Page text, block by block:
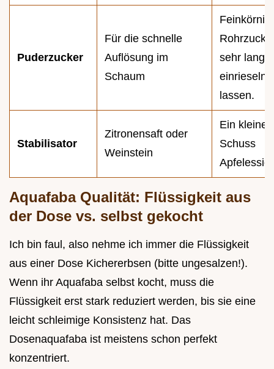
Puderzucker
Für die schnelle
Auflösung im
Schaum
sehr
einrieseln
lassen.
Stabilisator
Zitronensaft oder
Weinstein
Ein kleiner
Schuss
Apfelessig.
Aquafaba Qualität: Flüssigkeit aus
der Dose vs. selbst gekocht
Ich bin faul, also nehme ich immer die Flüssigkeit
aus einer Dose Kichererbsen (bitte ungesalzen!).
Wenn ihr Aquafaba selbst kocht, muss die
Flüssigkeit erst stark reduziert werden, bis sie eine
leicht schleimige Konsistenz hat. Das
Dosenaquafaba ist meistens schon perfekt
konzentriert.